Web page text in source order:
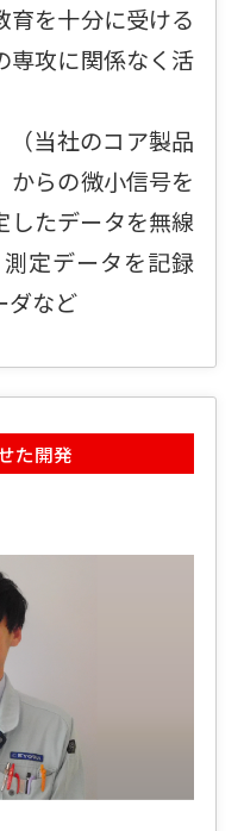
育を十分に受ける
専攻に関係なく活
（当社のコア製品
からの微小信号を
したデータを無線
定データを記録
ダなど
た開発